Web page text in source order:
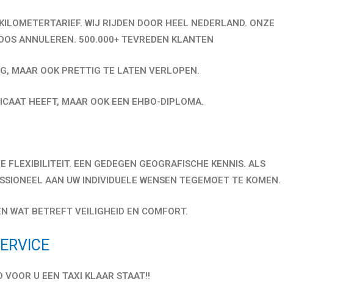
WIJ RIJDEN DOOR HEEL NEDERLAND. ONZE
ANNULEREN. 500.000+ TEVREDEN KLANTEN
MAAR OOK PRETTIG TE LATEN VERLOPEN.
HEEFT, MAAR OOK EEN EHBO-DIPLOMA.
EEN GEDEGEN GEOGRAFISCHE KENNIS. ALS
AAN UW INDIVIDUELE WENSEN TEGEMOET TE KOMEN.
WAT BETREFT VEILIGHEID EN COMFORT.
U EEN TAXI KLAAR STAAT!!